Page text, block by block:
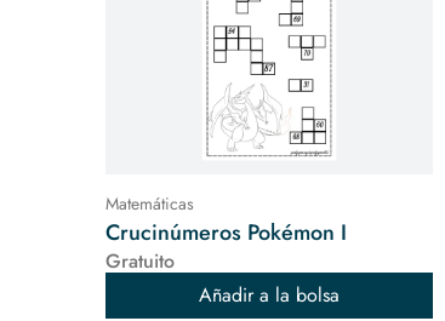
Matemáticas
Crucinúmeros Pokémon I
Gratuito
Añadir a la bolsa